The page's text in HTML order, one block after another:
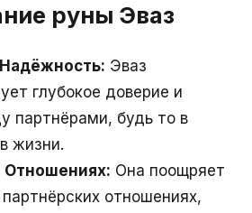
руны Эваз
Эваз
глубокое доверие и
партнёрами, будь то в
жизни.
Отношениях: Она поощряет
отношениях,